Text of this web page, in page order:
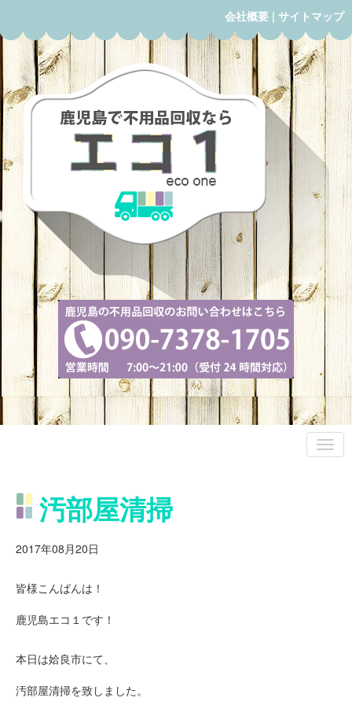
会社概要 | サイトマップ
汚部屋清掃
2017年08月20日
皆様こんばんは！
鹿児島エコ１です！
本日は姶良市にて、
汚部屋清掃を致しました。